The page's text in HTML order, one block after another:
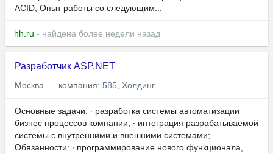
ACID; Опыт работы со следующим...
hh.ru - найдена более недели назад
Разработчик ASP.NET
Москва компания: 585, Холдинг
Основные задачи: ∙ разработка системы автоматизации
бизнес процессов компании; ∙ интеграция разрабатываемой
системы с внутренними и внешними системами;
Обязанности: ∙ программирование нового функционала,